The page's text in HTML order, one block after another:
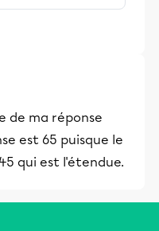
les élèves
la réussite
de ma réponse
est 65 puisque le
qui est l'étendue.